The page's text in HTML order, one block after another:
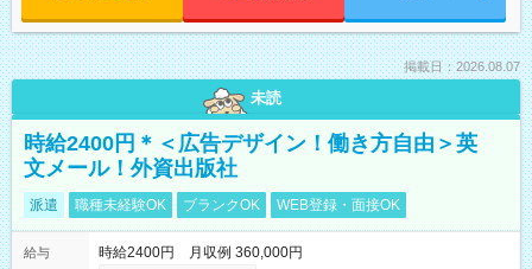
掲載日：2026.08.07
未読
時給2400円＊＜広告デザイン！働き方自由＞英
文メール！外資出版社
派遣 職種未経験OK ブランクOK WEB登録・面接OK
給与
時給2400円 月収例 360,000円